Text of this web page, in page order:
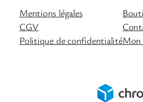
Mentions légales
CGV
Politique de confidentialitéMon